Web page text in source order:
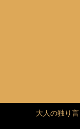
大人の独り言